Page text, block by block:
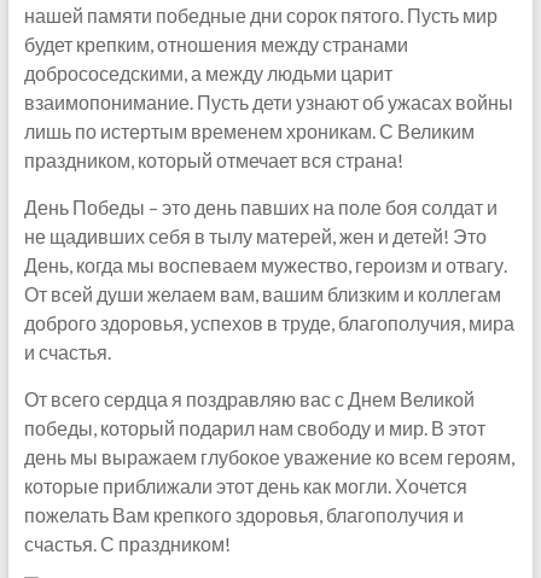
нашей памяти победные дни сорок пятого. Пусть мир
будет крепким, отношения между странами
добрососедскими, а между людьми царит
взаимопонимание. Пусть дети узнают об ужасах войны
лишь по истертым временем хроникам. С Великим
праздником, который отмечает вся страна!
День Победы – это день павших на поле боя солдат и
не щадивших себя в тылу матерей, жен и детей! Это
День, когда мы воспеваем мужество, героизм и отвагу.
От всей души желаем вам, вашим близким и коллегам
доброго здоровья, успехов в труде, благополучия, мира
и счастья.
От всего сердца я поздравляю вас с Днем Великой
победы, который подарил нам свободу и мир. В этот
день мы выражаем глубокое уважение ко всем героям,
которые приближали этот день как могли. Хочется
пожелать Вам крепкого здоровья, благополучия и
счастья. С праздником!